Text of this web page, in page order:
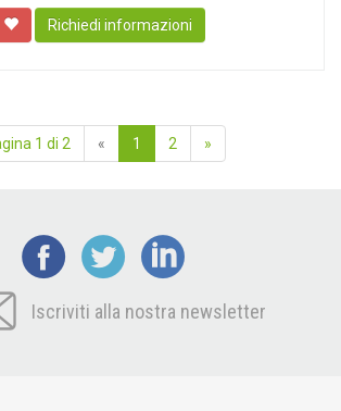
Richiedi informazioni
1 di 2 « 1 2 »
Iscriviti alla nostra newsletter